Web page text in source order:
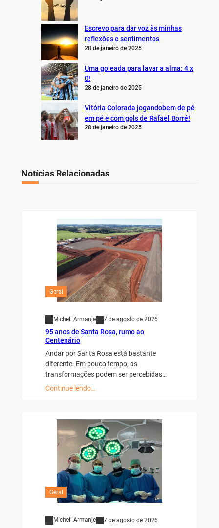
Escrevo para dar voz às minhas
reflexões e sentimentos
28 de janeiro de 2025
Uma goleada para lavar a alma: 4 x
0!
28 de janeiro de 2025
Vitória Colorada jogandobem de pé
em pé e com gols de Rafael Borré!
28 de janeiro de 2025
Notícias Relacionadas
Geral
Micheli Armanje 7 de agosto de 2026
95 anos de Santa Rosa, rumo ao
Centenário
Andar por Santa Rosa está bastante
diferente. Em pouco tempo, as
transformações podem ser percebidas…
Continue lendo…
Geral
Micheli Armanje 7 de agosto de 2026